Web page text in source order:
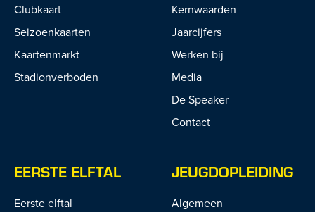
Clubkaart
Seizoenkaarten
Kaartenmarkt
Stadionverboden
Kernwaarden
Jaarcijfers
Werken bij
Media
De Speaker
Contact
EERSTE ELFTAL
Eerste elftal
JEUGDOPLEIDING
Algemeen